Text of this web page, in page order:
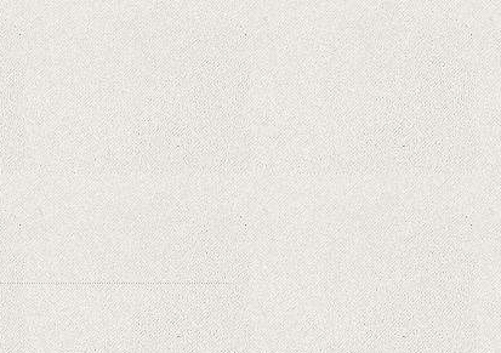
a inclus telefoane premium
în portofoliul său;
sunt prețurile față de alte
similare?